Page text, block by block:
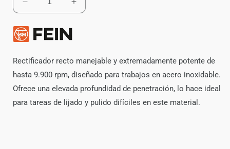
Reducir
cantidad
para
Esmeril
Recto
Fein
11-
90
Aumentar
cantidad
Recto
Fein
11-
90
Rectificador recto manejable y extremadamente potente de
hasta 9.900 rpm, diseñado para trabajos en acero inoxidable.
Ofrece una elevada profundidad de penetración, lo hace ideal
para tareas de lijado y pulido difíciles en este material.